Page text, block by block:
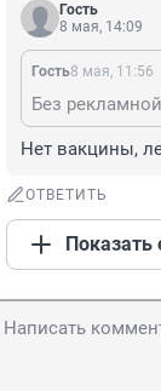
Гость
8 мая, 14:09
Гость8 мая, 11:56
Без
Нет вакцины,
ОТВЕТИТЬ
Показать